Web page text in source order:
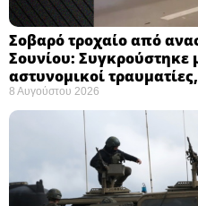
Σοβαρό τροχαίο από
Σουνίου: Συγκρούστηκε
αστυνομικοί
8 Αυγούστου 2026